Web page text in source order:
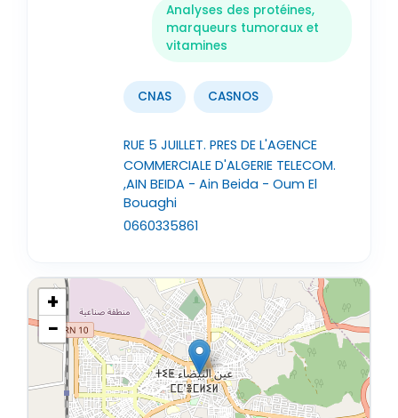
Analyses des protéines,
marqueurs tumoraux et
vitamines
CNAS CASNOS
RUE 5 JUILLET. PRES DE L'AGENCE
COMMERCIALE D'ALGERIE TELECOM.
,AIN BEIDA - Ain Beida - Oum El
Bouaghi
0660335861
+
−